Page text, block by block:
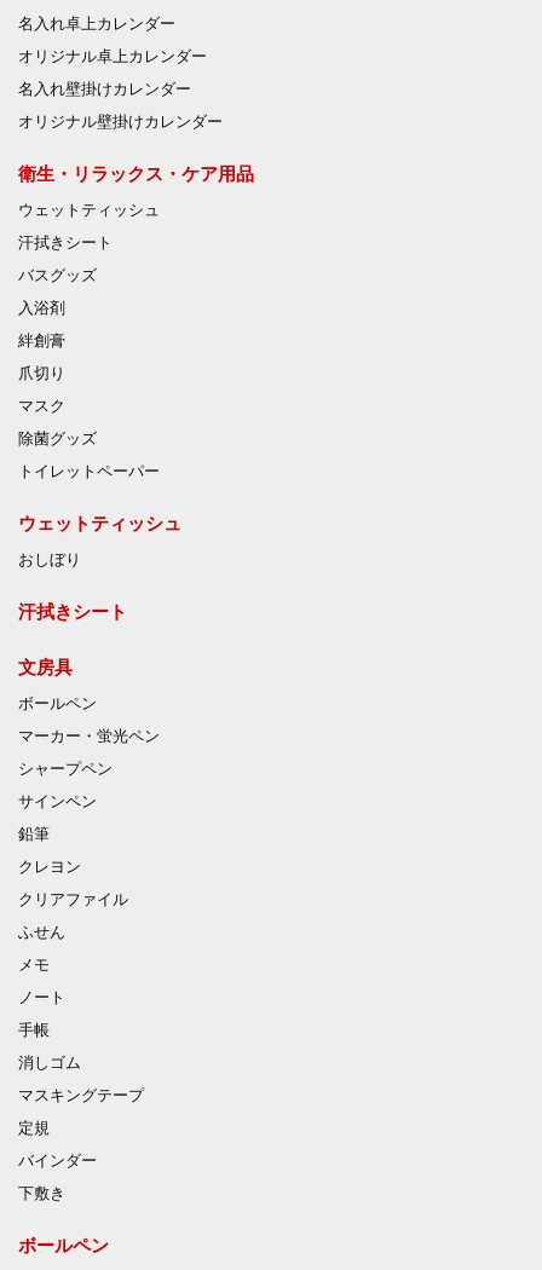
名入れ卓上カレンダー
オリジナル卓上カレンダー
名入れ壁掛けカレンダー
オリジナル壁掛けカレンダー
衛生・リラックス・ケア用品
ウェットティッシュ
汗拭きシート
バスグッズ
入浴剤
絆創膏
爪切り
マスク
除菌グッズ
トイレットペーパー
ウェットティッシュ
おしぼり
汗拭きシート
文房具
ボールペン
マーカー・蛍光ペン
シャープペン
サインペン
鉛筆
クレヨン
クリアファイル
ふせん
メモ
ノート
手帳
消しゴム
マスキングテープ
定規
バインダー
下敷き
ボールペン